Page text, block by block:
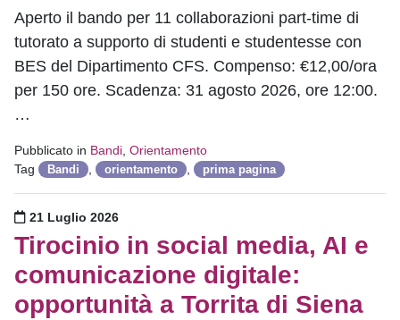
Aperto il bando per 11 collaborazioni part-time di
tutorato a supporto di studenti e studentesse con
BES del Dipartimento CFS. Compenso: €12,00/ora
per 150 ore. Scadenza: 31 agosto 2026, ore 12:00.
…
Pubblicato in Bandi, Orientamento
Tag
Bandi , orientamento , prima pagina
Pubblicato il
21 Luglio 2026
Tirocinio in social media, AI e
comunicazione digitale:
opportunità a Torrita di Siena